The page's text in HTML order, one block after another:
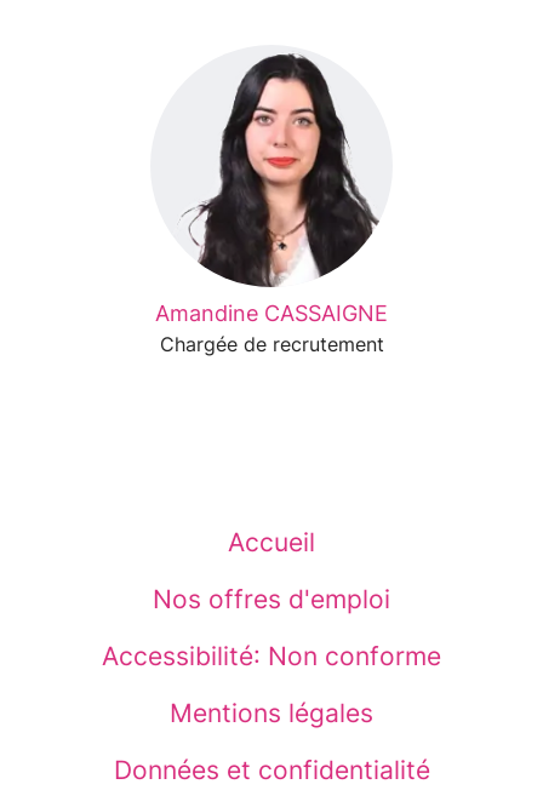
Amandine CASSAIGNE
Chargée de recrutement
Accueil
Nos offres d'emploi
Accessibilité: Non conforme
Mentions légales
Données et confidentialité